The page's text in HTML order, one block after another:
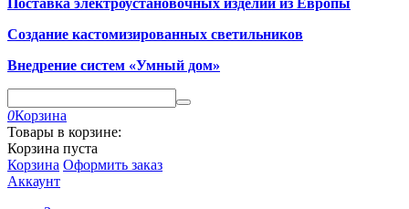
Поставка электроустановочных изделий из Европы
Создание кастомизированных светильников
Внедрение систем «Умный дом»
0Корзина
Товары в корзине:
Корзина пуста
Корзина Оформить заказ
Аккаунт